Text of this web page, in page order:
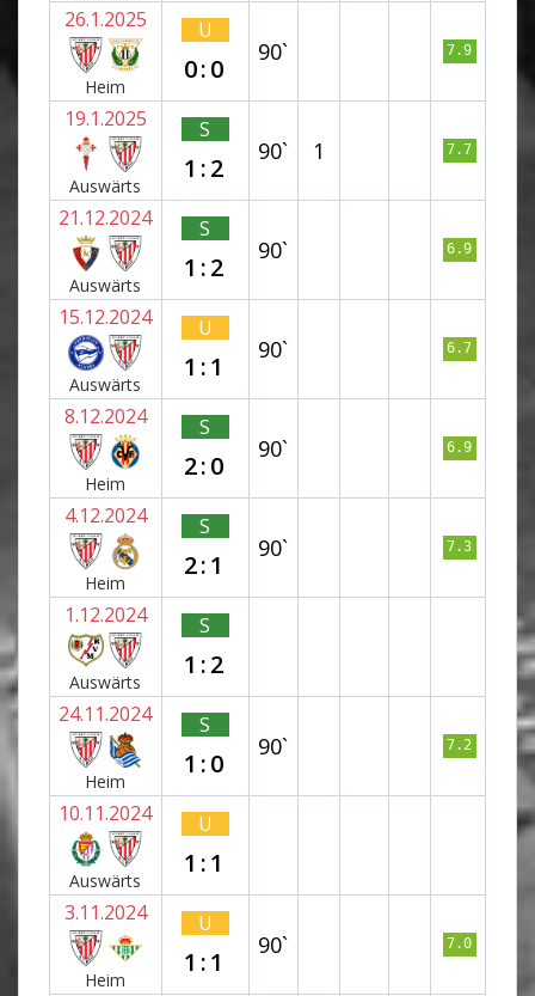
26.1.2025
Heim
U
0:0
90` 7.9
19.1.2025
Auswärts
S
1:2
90` 1 7.7
21.12.2024
Auswärts
S
1:2
90` 6.9
15.12.2024
Auswärts
U
1:1
90` 6.7
8.12.2024
Heim
S
2:0
90` 6.9
4.12.2024
Heim
S
2:1
90` 7.3
1.12.2024
Auswärts
S
1:2
24.11.2024
Heim
S
1:0
90` 7.2
10.11.2024
Auswärts
U
1:1
3.11.2024
Heim
U
1:1
90` 7.0